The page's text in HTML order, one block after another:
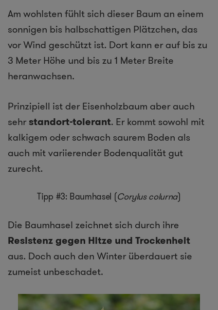
Am wohlsten fühlt sich dieser Baum an einem
sonnigen bis halbschattigen Plätzchen, das
vor Wind geschützt ist. Dort kann er auf bis zu
3 Meter Höhe und bis zu 1 Meter Breite
heranwachsen.
Prinzipiell ist der Eisenholzbaum aber auch
sehr standort-tolerant. Er kommt sowohl mit
kalkigem oder schwach saurem Boden als
auch mit variierender Bodenqualität gut
zurecht.
Tipp #3: Baumhasel (Corylus colurna)
Die Baumhasel zeichnet sich durch ihre
Resistenz gegen Hitze und Trockenheit
aus. Doch auch den Winter überdauert sie
zumeist unbeschadet.